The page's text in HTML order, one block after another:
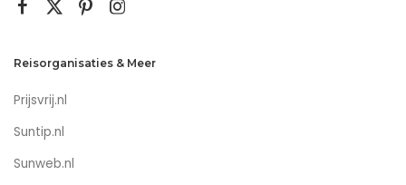
Reisorganisaties & Meer
Prijsvrij.nl
Suntip.nl
Sunweb.nl